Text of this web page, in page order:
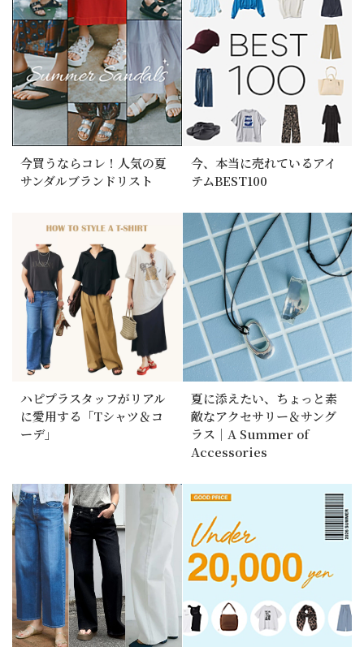
今買うならコレ！人気の夏
サンダルブランドリスト
今、本当に売れているアイ
テムBEST100
ハピプラスタッフがリアル
に愛用する「Tシャツ＆コ
ーデ」
夏に添えたい、ちょっと素
敵なアクセサリー＆サング
ラス｜A Summer of
Accessories